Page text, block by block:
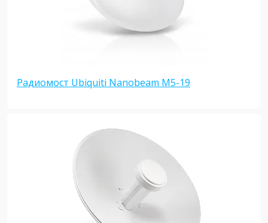
Радиомост Ubiquiti Nanobeam M5-19